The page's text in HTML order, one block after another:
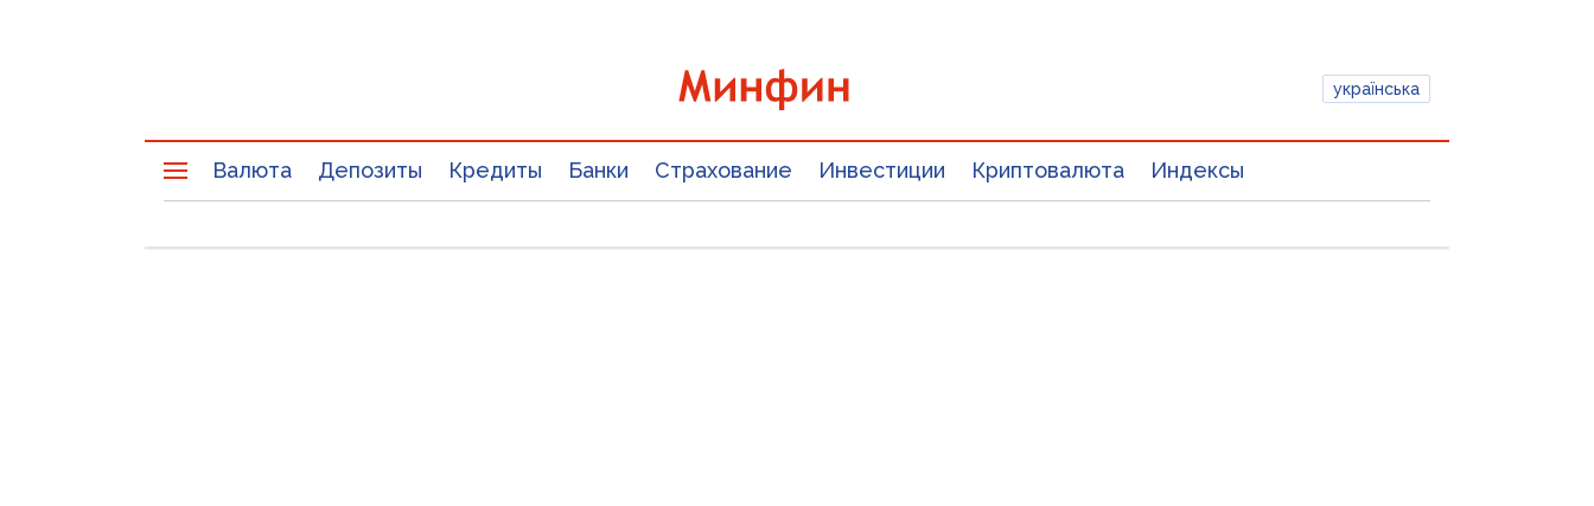
українська
Валюта Депозиты Кредиты Банки Страхование Инвестиции Криптовалюта Индексы